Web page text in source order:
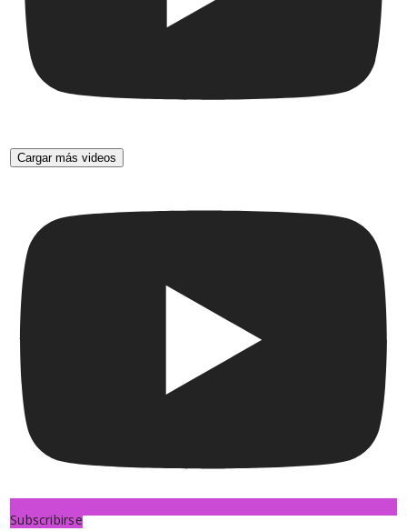
Cargar más videos
Subscribirse